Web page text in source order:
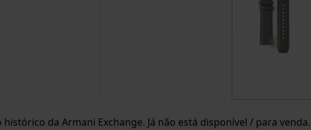
da Armani Exchange. Já não está disponível / para venda.